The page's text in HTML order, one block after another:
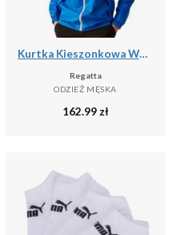
Kurtka Kieszonkowa Wodoodporna Męska + Worek Pack It III
Regatta
ODZIEŻ MĘSKA
162.99 zł